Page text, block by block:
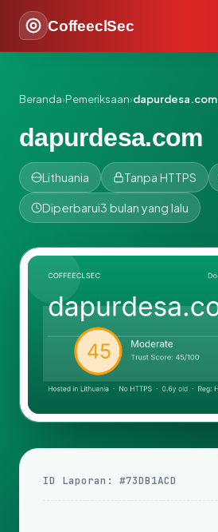
CoffeeclSec
Beranda›Pemeriksaan›dapurdesa.com
dapurdesa.com
Lithuania Tanpa HTTPS
Diperbarui3 bulan yang lalu
ID Laporan: #73DB1ACD